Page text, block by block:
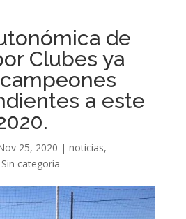
de
Clubes ya
a este
25, 2020 | noticias,
Sin categoría